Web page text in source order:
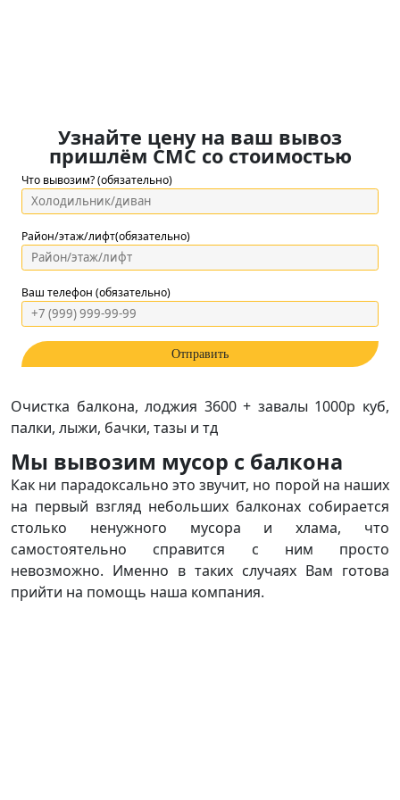
Узнайте цену на ваш вывоз
пришлём СМС со стоимостью
Что вывозим? (обязательно)
Район/этаж/лифт(обязательно)
Ваш телефон (обязательно)
Очистка балкона, лоджия 3600 + завалы 1000р куб,
палки, лыжи, бачки, тазы и тд
Мы вывозим мусор с балкона
Как ни парадоксально это звучит, но порой на наших
на первый взгляд небольших балконах собирается
столько ненужного мусора и хлама, что
самостоятельно справится с ним просто
невозможно. Именно в таких случаях Вам готова
прийти на помощь наша компания.